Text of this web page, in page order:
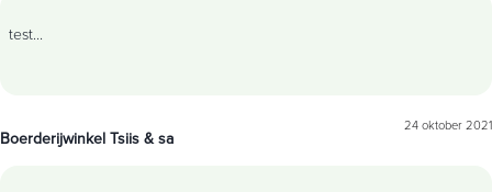
test...
Boerderijwinkel Tsiis & sa
24 oktober 2021